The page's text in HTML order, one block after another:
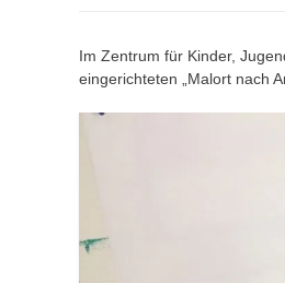
Im Zentrum für Kinder,
eingerichteten „Malort nach